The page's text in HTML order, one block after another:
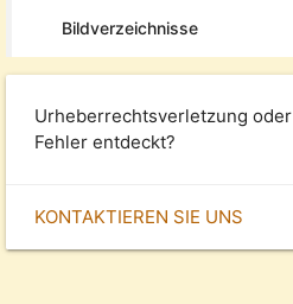
Bildverzeichnisse
Urheberrechtsverletzung oder
Fehler entdeckt?
KONTAKTIEREN SIE UNS